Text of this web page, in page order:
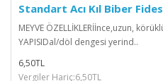
Standart Acı Kıl Biber
MEYVE ÖZELLİKLERİİnce,uzun,
YAPISIDal/döl dengesi yerind..
6,50TL
Vergiler Hariç:6,50TL